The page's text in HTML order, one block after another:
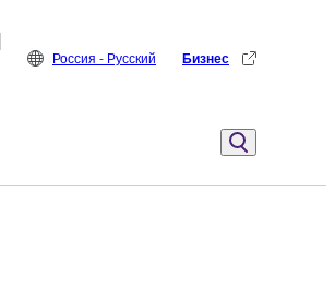
Россия - Русский Бизнес